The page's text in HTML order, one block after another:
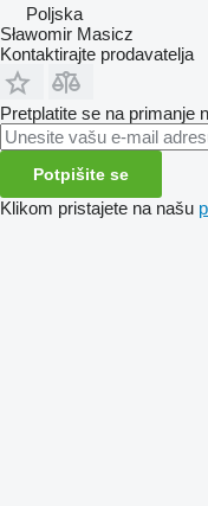
Poljska
Sławomir Masicz
Kontaktirajte prodavatelja
Pretplatite se na primanje
Potpišite se
Klikom pristajete na našu